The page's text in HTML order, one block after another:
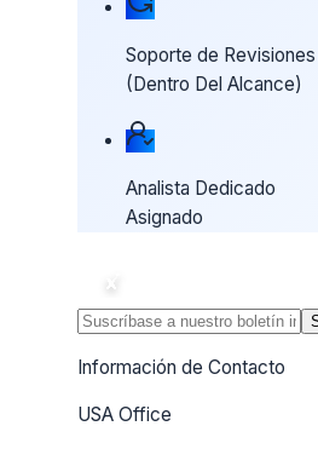
Soporte de
(Dentro Del Alcance)
Analista Dedicado
Asignado
Información de Contacto
USA Office